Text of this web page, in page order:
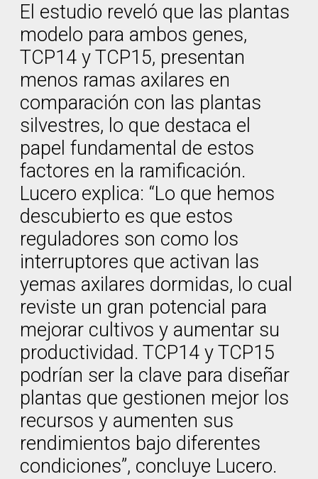
El estudio reveló que las plantas
modelo para ambos genes,
TCP14 y TCP15, presentan
menos ramas axilares en
comparación con las plantas
silvestres, lo que destaca el
papel fundamental de estos
factores en la ramificación.
Lucero explica: “Lo que hemos
descubierto es que estos
reguladores son como los
interruptores que activan las
yemas axilares dormidas, lo cual
reviste un gran potencial para
mejorar cultivos y aumentar su
productividad. TCP14 y TCP15
podrían ser la clave para diseñar
plantas que gestionen mejor los
recursos y aumenten sus
rendimientos bajo diferentes
condiciones”, concluye Lucero.